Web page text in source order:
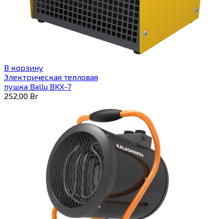
В корзину
Электрическая тепловая
пушка Ballu BKX-7
252,00 Br